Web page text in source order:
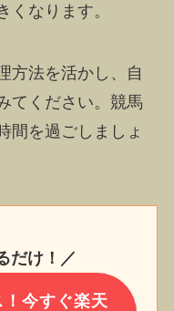
くなります。
方法を活かし、自
てください。競馬
間を過ごしましょ
だけ！／
今すぐ楽天